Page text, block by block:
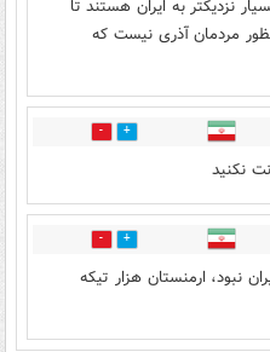
نزدیکتر به ایران هستند تا
مردمان آذری نیست که
5
نکنید
4
نبود، ارمنستان هزار تیکه